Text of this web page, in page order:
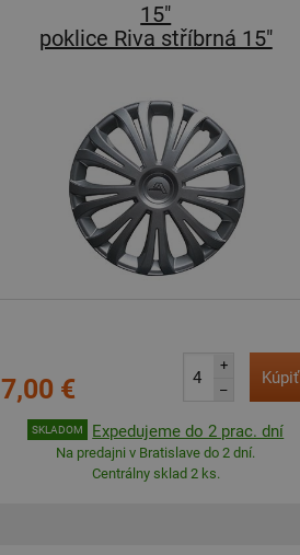
15"
poklice Riva stříbrná 15"
7,00 €
+
–
Kúpiť
SKLADOM Expedujeme do 2 prac. dní
Na predajni v Bratislave do 2 dní.
Centrálny sklad 2 ks.